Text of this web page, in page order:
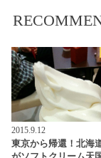
2015.9.12
東京から帰還！北海